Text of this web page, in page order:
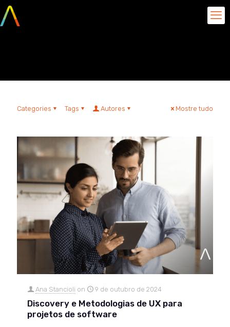
Categories Tags Autores Mostre tudo
Ana Stancioli on 9 de outubro de 2024
Discovery e Metodologias de UX para
projetos de software